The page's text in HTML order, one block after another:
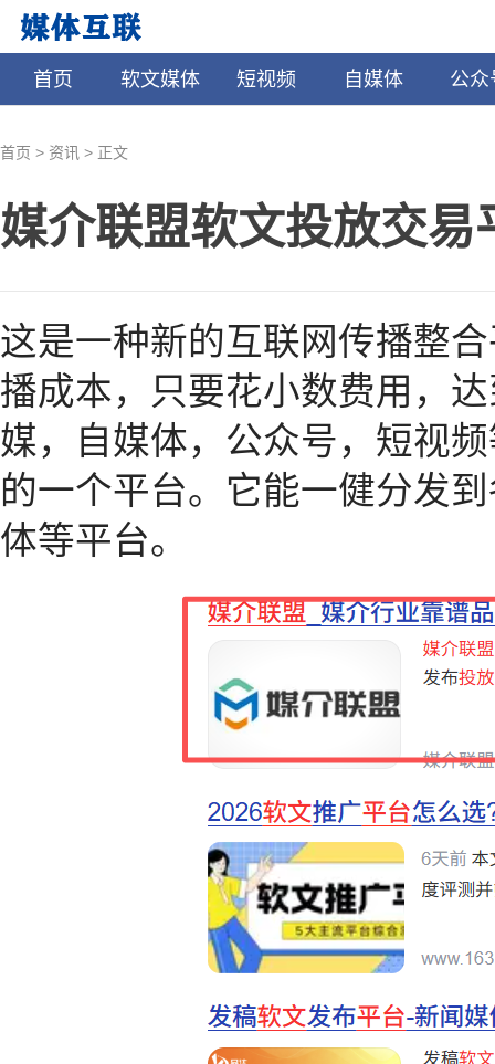
首页 软文媒体 短视频 自媒体 公众
首页 > 资讯 > 正文
媒介联盟软文投放交易
这是一种新的互联网传播整
播成本，只要花小数费用，
媒，自媒体，公众号，短视
的一个平台。它能一健分发
体等平台。